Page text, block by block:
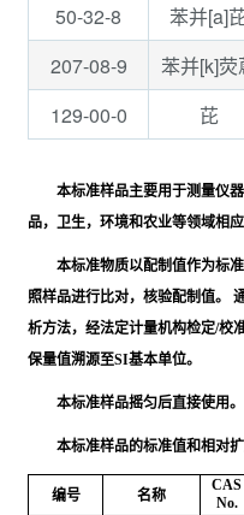
50-32-8
苯并[a]
207-08-9
苯并[k]荧
129-00-0
芘
本标准样品主要用于测量仪
品，卫生，环境和农业等领域相
本标准物质以配制值作为标
照样品进行比对，核验配制值。
析方法，经法定计量机构检定/校
保量值溯源至SI基本单位。
本标准样品摇匀后直接使用。
本标准样品的标准值和相对
编号 名称
CAS
No.